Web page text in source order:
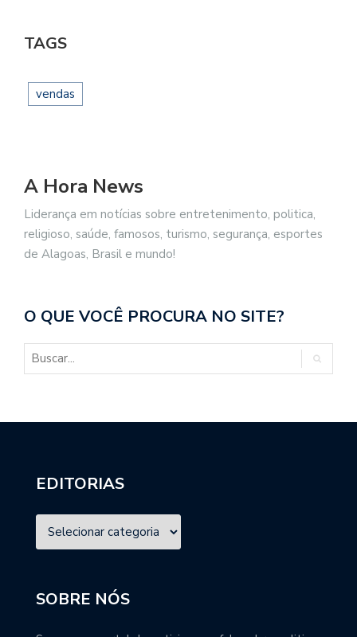
TAGS
vendas
A Hora News
Liderança em notícias sobre entretenimento, politica,
religioso, saúde, famosos, turismo, segurança, esportes
de Alagoas, Brasil e mundo!
O QUE VOCÊ PROCURA NO SITE?
EDITORIAS
SOBRE NÓS